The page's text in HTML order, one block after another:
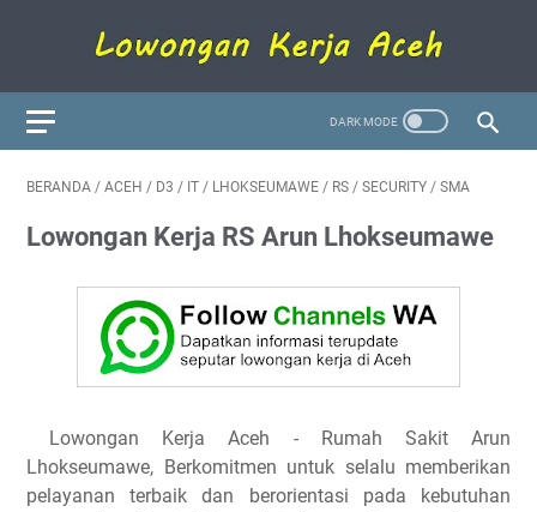
BERANDA / ACEH / D3 / IT / LHOKSEUMAWE / RS / SECURITY / SMA
Lowongan Kerja RS Arun Lhokseumawe
Lowongan Kerja Aceh - Rumah Sakit Arun
Lhokseumawe, Berkomitmen untuk selalu memberikan
pelayanan terbaik dan berorientasi pada kebutuhan